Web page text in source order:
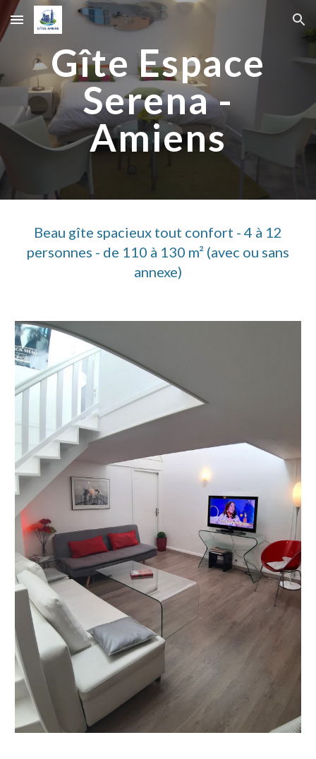
Skip to main content Skip to navigation
Gîte Espace
Serena -
Amiens
Beau gîte spacieux tout confort - 4 à 12
personnes - de 110 à 130 m² (avec ou sans
annexe)